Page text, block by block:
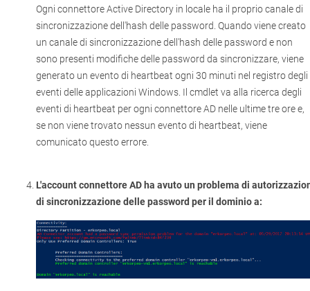
Ogni connettore Active Directory in locale ha il proprio canale di
sincronizzazione dell'hash delle password. Quando viene creato
un canale di sincronizzazione dell'hash delle password e non
sono presenti modifiche delle password da sincronizzare, viene
generato un evento di heartbeat ogni 30 minuti nel registro degli
eventi delle applicazioni Windows. Il cmdlet va alla ricerca degli
eventi di heartbeat per ogni connettore AD nelle ultime tre ore e,
se non viene trovato nessun evento di heartbeat, viene
comunicato questo errore.
L'account connettore AD ha avuto un problema di
di sincronizzazione delle password per il dominio a: